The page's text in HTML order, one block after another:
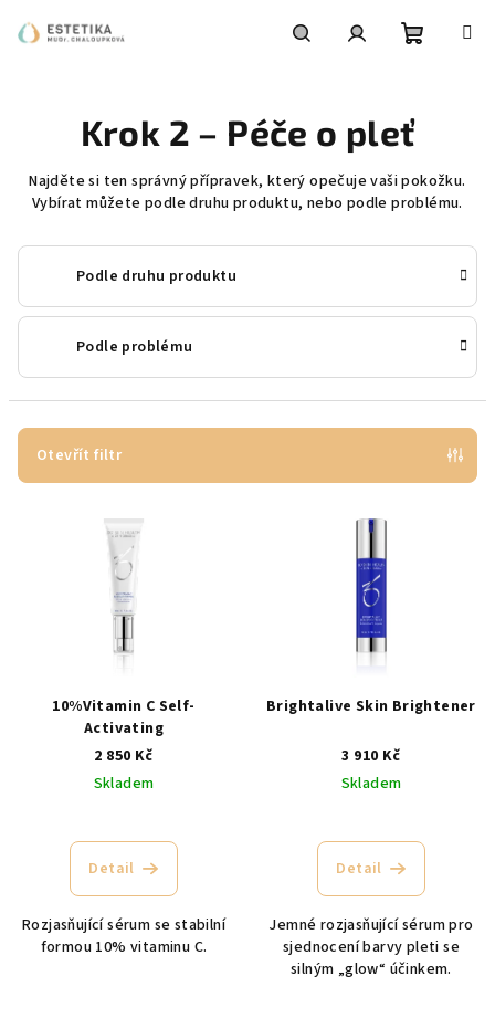
košík
Krok 2 – Péče o pleť
Najděte si ten správný přípravek, který opečuje vaši pokožku.
Vybírat můžete podle druhu produktu, nebo podle problému.
Podle druhu produktu
Podle problému
Otevřít filtr
10%Vitamin C Self-
Activating
2 850 Kč
Skladem
Detail
Rozjasňující sérum se stabilní
formou 10% vitaminu C.
Brightalive Skin Brightener
3 910 Kč
Skladem
Detail
Jemné rozjasňující sérum pro
sjednocení barvy pleti se
silným „glow“ účinkem.